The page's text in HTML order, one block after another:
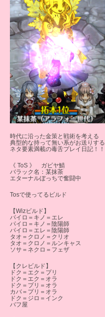
時代に沿った金策と戦術を考える
典型的な持って無い系がお送りする
ネタ要素満載の毒舌プレイ日記！！
《 ToS 》 ガビヤ鯖
バラック名：某抹茶
エターナルぼっちで奮闘中
Tosで使ってるビルド
【Wizビルド】
パイロ＝キノ＝エレ
パイロ＝キノ＝陰陽師
パイロ＝エレ＝陰陽師
タオ＝クロノ＝クリオ
タオ＝クロノ＝ルンキャス
ソサ＝ネクロ＝フェザ
【クレビルド】
ドク＝エク＝プリ
ドク＝エク＝オラ
ドク＝プリ＝オラ
カバ＝プリ＝オラ
ドク＝ジロ＝インク
バフ屋